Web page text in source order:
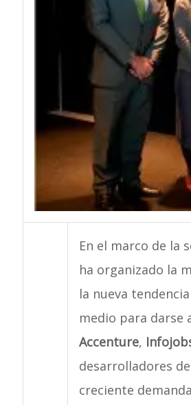
En el marco de la
ha organizado la
la nueva
medio para darse
Accenture,
desarrolladores
creciente